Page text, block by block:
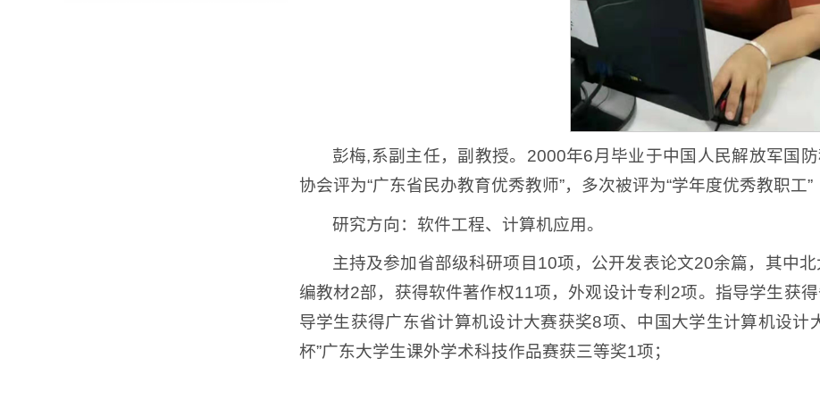
彭梅,系副主任，副教授。2000年6月毕业于中国人民解放军国
协会评为“广东省民办教育优秀教师”，多次被评为“学年度优秀教职工”
研究方向：软件工程、计算机应用。
主持及参加省部级科研项目10项，公开发表论文20余篇，其中
编教材2部，获得软件著作权11项，外观设计专利2项。指导学生获
导学生获得广东省计算机设计大赛获奖8项、中国大学生计算机设计
杯”广东大学生课外学术科技作品赛获三等奖1项；